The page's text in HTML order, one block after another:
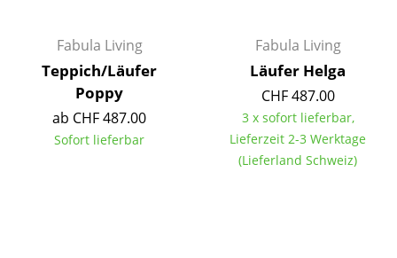
Bürosessel
Einzelteile
... alle Sitzmöbel
Fabula Living
Teppich/Läufer
Poppy
ab CHF 487.00
Sofort lieferbar
Fabula Living
Läufer Helga
CHF 487.00
3 x sofort lieferbar,
Lieferzeit 2-3 Werktage
(Lieferland Schweiz)